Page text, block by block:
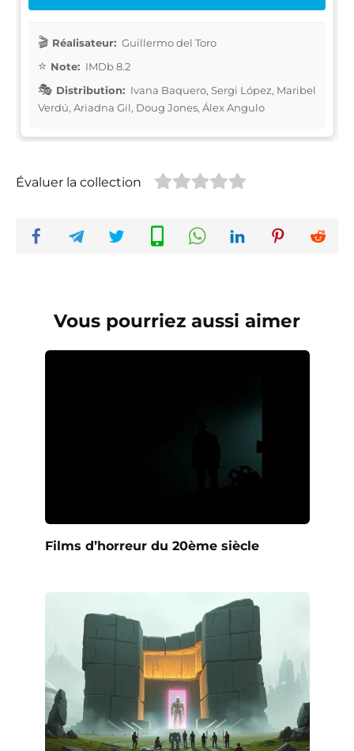
Réalisateur: Guillermo del Toro
Note: IMDb 8.2
Distribution: Ivana Baquero, Sergi López, Maribel
Verdú, Ariadna Gil, Doug Jones, Álex Angulo
Évaluer la collection
Vous pourriez aussi aimer
Films d’horreur du 20ème siècle